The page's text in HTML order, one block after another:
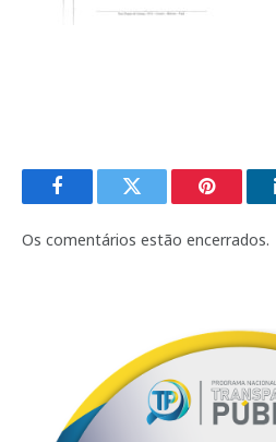
FacebookTwitter Pinterest
Os comentários estão encerrados.